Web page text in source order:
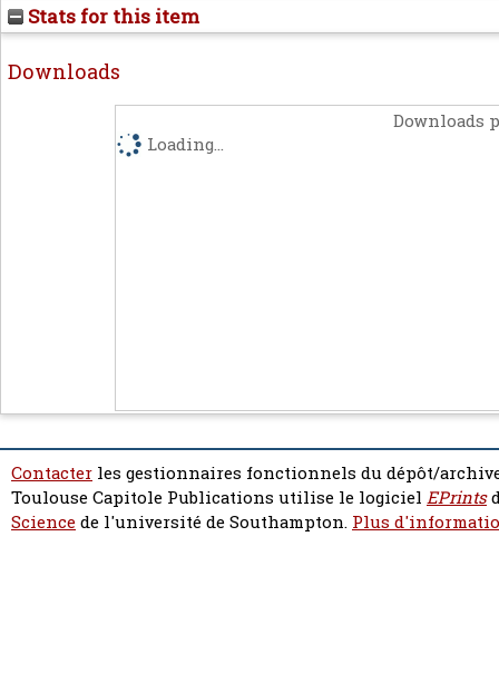
Stats for this item
Downloads
Downloads
Loading...
Contacter les gestionnaires fonctionnels du dépôt/
Toulouse Capitole Publications utilise le logiciel EPrints
Sciencede l'université de Southampton. Plus